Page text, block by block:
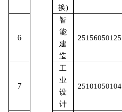
换)
6
智
能
建
造
25156050125
7
工
业
设
计
25101050104